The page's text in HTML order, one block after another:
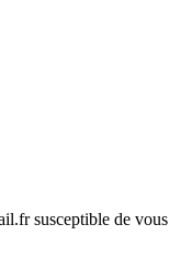
susceptible de vous